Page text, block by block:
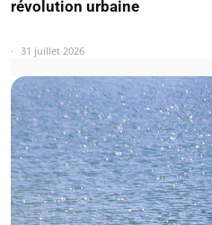
révolution urbaine
31 juillet 2026